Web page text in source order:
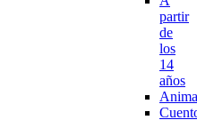
partir
de
los
14
años